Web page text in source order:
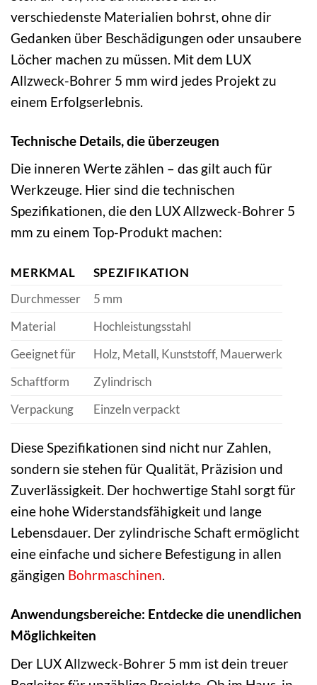
verschiedenste Materialien bohrst, ohne dir
Gedanken über Beschädigungen oder unsaubere
Löcher machen zu müssen. Mit dem LUX
Allzweck-Bohrer 5 mm wird jedes Projekt zu
einem Erfolgserlebnis.
Technische Details, die überzeugen
Die inneren Werte zählen – das gilt auch für
Werkzeuge. Hier sind die technischen
Spezifikationen, die den LUX Allzweck-Bohrer 5
mm zu einem Top-Produkt machen:
MERKMAL
SPEZIFIKATION
Durchmesser
5 mm
Material
Hochleistungsstahl
Geeignet für
Holz, Metall, Kunststoff, Mauerwerk
Schaftform
Zylindrisch
Verpackung
Einzeln verpackt
Diese Spezifikationen sind nicht nur Zahlen,
sondern sie stehen für Qualität, Präzision und
Zuverlässigkeit. Der hochwertige Stahl sorgt für
eine hohe Widerstandsfähigkeit und lange
Lebensdauer. Der zylindrische Schaft ermöglicht
eine einfache und sichere Befestigung in allen
gängigen Bohrmaschinen.
Anwendungsbereiche: Entdecke die unendlichen
Möglichkeiten
Der LUX Allzweck-Bohrer 5 mm ist dein treuer